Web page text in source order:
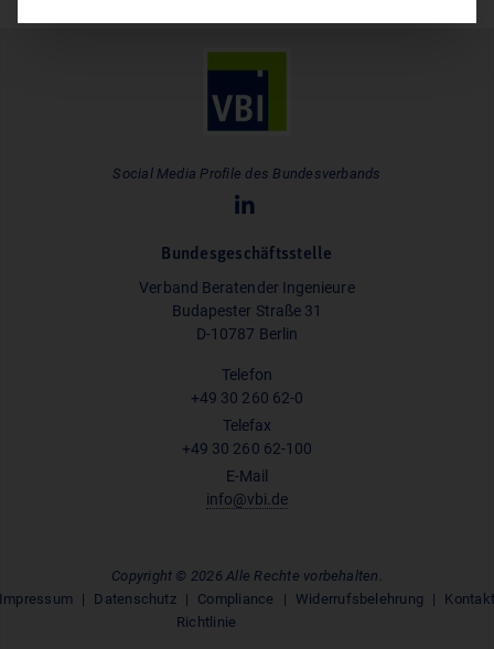
Social Media Profile des Bundesverbands
Bundesgeschäftsstelle
Verband Beratender Ingenieure
Budapester Straße 31
D-10787 Berlin
Telefon
+49 30 260 62-0
Telefax
+49 30 260 62-100
E-Mail
info@vbi.de
Copyright © 2026 Alle Rechte vorbehalten.
Datenschutz
Compliance
Richtlinie
Widerrufsbelehrung